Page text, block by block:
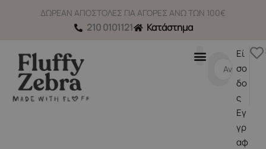
ΔΩΡΕΑΝ ΑΠΟΣΤΟΛΕΣ ΓΙΑ ΑΓΟΡΕΣ ΑΝΩ ΤΩΝ 100€
210 0101121 Κατάστημα
Search
Εί
σο
δο
ς
Εγ
γρ
αφ